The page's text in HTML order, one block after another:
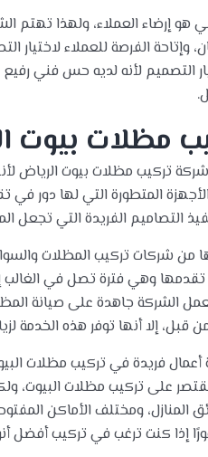
إرضاء العملاء، ولهذا تهتم
وإتاحة الفرصة للعملاء
التصميم لأنه لديه حس فني
مظلات بيوت
تركيب مظلات بيوت الرياض
المتطورة التي لها دور
التصاميم الفريدة التي تجعل
من شركات تركيب المظلات
تقدمها وهي فترة تصل في
الشركة جاهدة على صيانة
إلا أنها توفر هذه الخدمة
فريدة في تركيب مظلات
على تركيب مظلات البيوت،
المنازل، ومختلف الأماكن
إذا كنت ترغب في تركيب أفضل